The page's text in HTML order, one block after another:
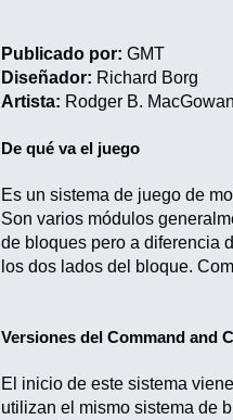
Publicado por: GMT
Diseñador: Richard Borg
Artista: Rodger B. MacGowan
De qué va el juego
Es un sistema de juego de
Son varios módulos
de bloques pero a diferencia
los dos lados del bloque.
Versiones del Command and
El inicio de este sistema
utilizan el mismo sistema de